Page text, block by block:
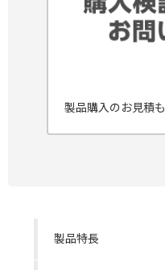
製品購入のお見積
製品特長